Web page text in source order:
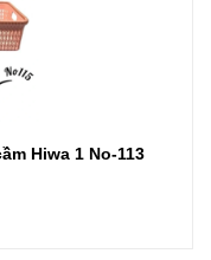
Hiwa 1 No-113